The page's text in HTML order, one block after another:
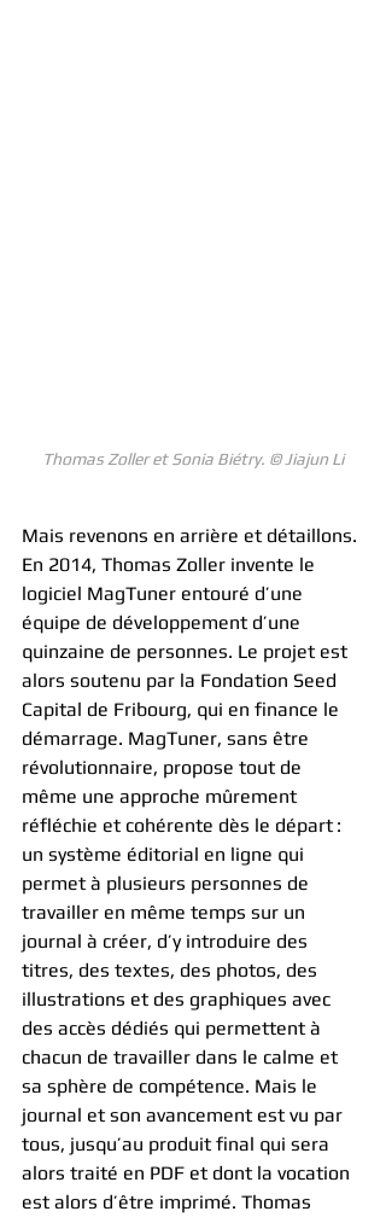
Thomas Zoller et Sonia Biétry. © Jiajun Li
Mais revenons en arrière et détaillons.
En 2014, Thomas Zoller invente le
logiciel MagTuner entouré d’une
équipe de développement d’une
quinzaine de personnes. Le projet est
alors soutenu par la Fondation Seed
Capital de Fribourg, qui en finance le
démarrage. MagTuner, sans être
révolutionnaire, propose tout de
même une approche mûrement
réfléchie et cohérente dès le départ :
un système éditorial en ligne qui
permet à plusieurs personnes de
travailler en même temps sur un
journal à créer, d’y introduire des
titres, des textes, des photos, des
illustrations et des graphiques avec
des accès dédiés qui permettent à
chacun de travailler dans le calme et
sa sphère de compétence. Mais le
journal et son avancement est vu par
tous, jusqu’au produit final qui sera
alors traité en PDF et dont la vocation
est alors d’être imprimé. Thomas